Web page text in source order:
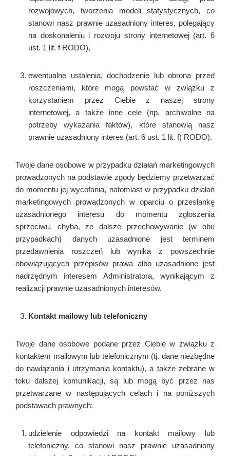
rozwojowych, tworzenia modeli statystycznych, co
stanowi nasz prawnie uzasadniony interes, polegający
na doskonaleniu i rozwoju strony internetowej (art. 6
ust. 1 lit. f RODO),
ewentualne ustalenia, dochodzenie lub obrona przed
roszczeniami, które mogą powstać w związku z
korzystaniem przez Ciebie z naszej strony
internetowej, a także inne cele (np. archiwalne na
potrzeby wykazania faktów), które stanowią nasz
prawnie uzasadniony interes (art. 6 ust. 1 lit. f) RODO).
Twoje dane osobowe w przypadku działań marketingowych
prowadzonych na podstawie zgody będziemy przetwarzać
do momentu jej wycofania, natomiast w przypadku działań
marketingowych prowadzonych w oparciu o przesłankę
uzasadnionego interesu do momentu zgłoszenia
sprzeciwu, chyba, że dalsze przechowywanie (w obu
przypadkach) danych uzasadnione jest terminem
przedawnienia roszczeń lub wynika z powszechnie
obowiązujących przepisów prawa albo uzasadnione jest
nadrzędnym interesem Administratora, wynikającym z
realizacji prawnie uzasadnionych interesów.
Kontakt mailowy lub telefoniczny
Twoje dane osobowe podane przez Ciebie w związku z
kontaktem mailowym lub telefonicznym (tj. dane niezbędne
do nawiązania i utrzymania kontaktu), a także zebrane w
toku dalszej komunikacji, są lub mogą być przez nas
przetwarzane w następujących celach i na poniższych
podstawach prawnych:
udzielenie odpowiedzi na kontakt mailowy lub
telefoniczny, co stanowi nasz prawnie uzasadniony